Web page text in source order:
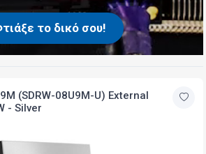
το δικό σου!
(SDRW-08U9M-U) External
- Silver